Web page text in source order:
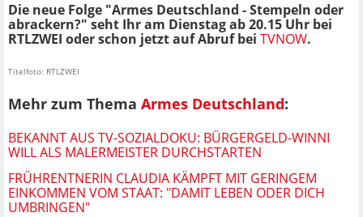
Die neue Folge "Armes Deutschland - Stempeln oder
abrackern?" seht Ihr am Dienstag ab 20.15 Uhr bei
RTLZWEI oder schon jetzt auf Abruf bei TVNOW.
Titelfoto: RTLZWEI
Mehr zum Thema Armes Deutschland:
BEKANNT AUS TV-SOZIALDOKU: BÜRGERGELD-WINNI
WILL ALS MALERMEISTER DURCHSTARTEN
FRÜHRENTNERIN CLAUDIA KÄMPFT MIT GERINGEM
EINKOMMEN VOM STAAT: "DAMIT LEBEN ODER DICH
UMBRINGEN"